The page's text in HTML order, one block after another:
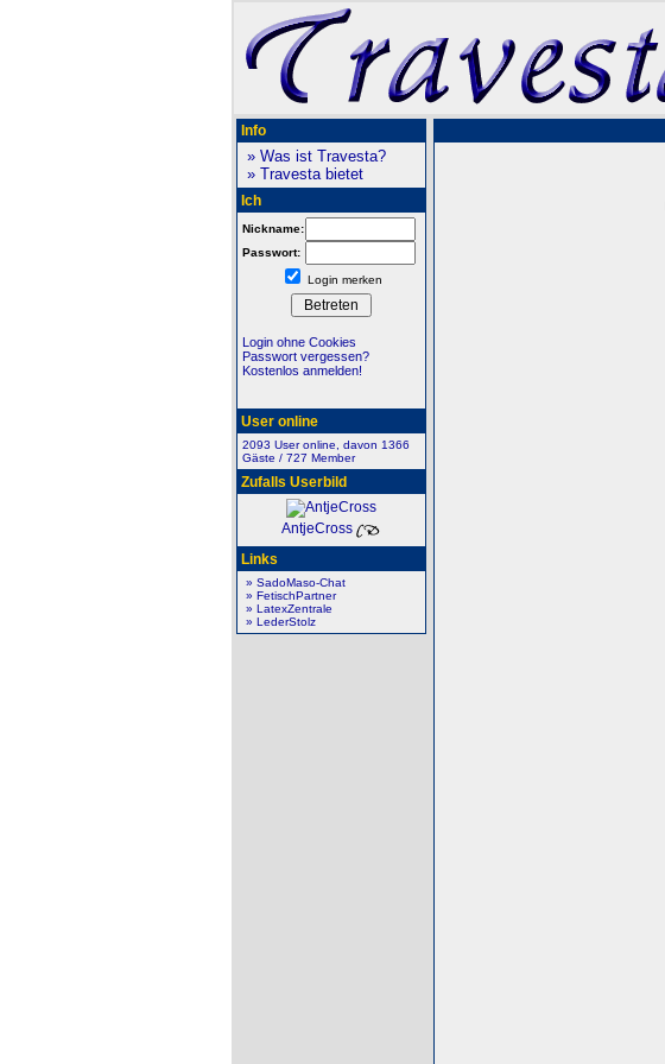
Info
» Was ist Travesta?
» Travesta bietet
Ich
Nickname:
Passwort:
Login merken
Login ohne Cookies
Passwort vergessen?
Kostenlos anmelden!
User online
2093 User online, davon 1366
Gäste / 727 Member
Zufalls Userbild
AntjeCross
Links
» SadoMaso-Chat
» FetischPartner
» LatexZentrale
» LederStolz